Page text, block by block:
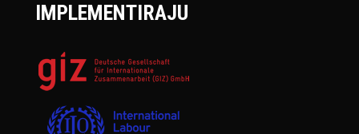
IMPLEMENTIRAJU